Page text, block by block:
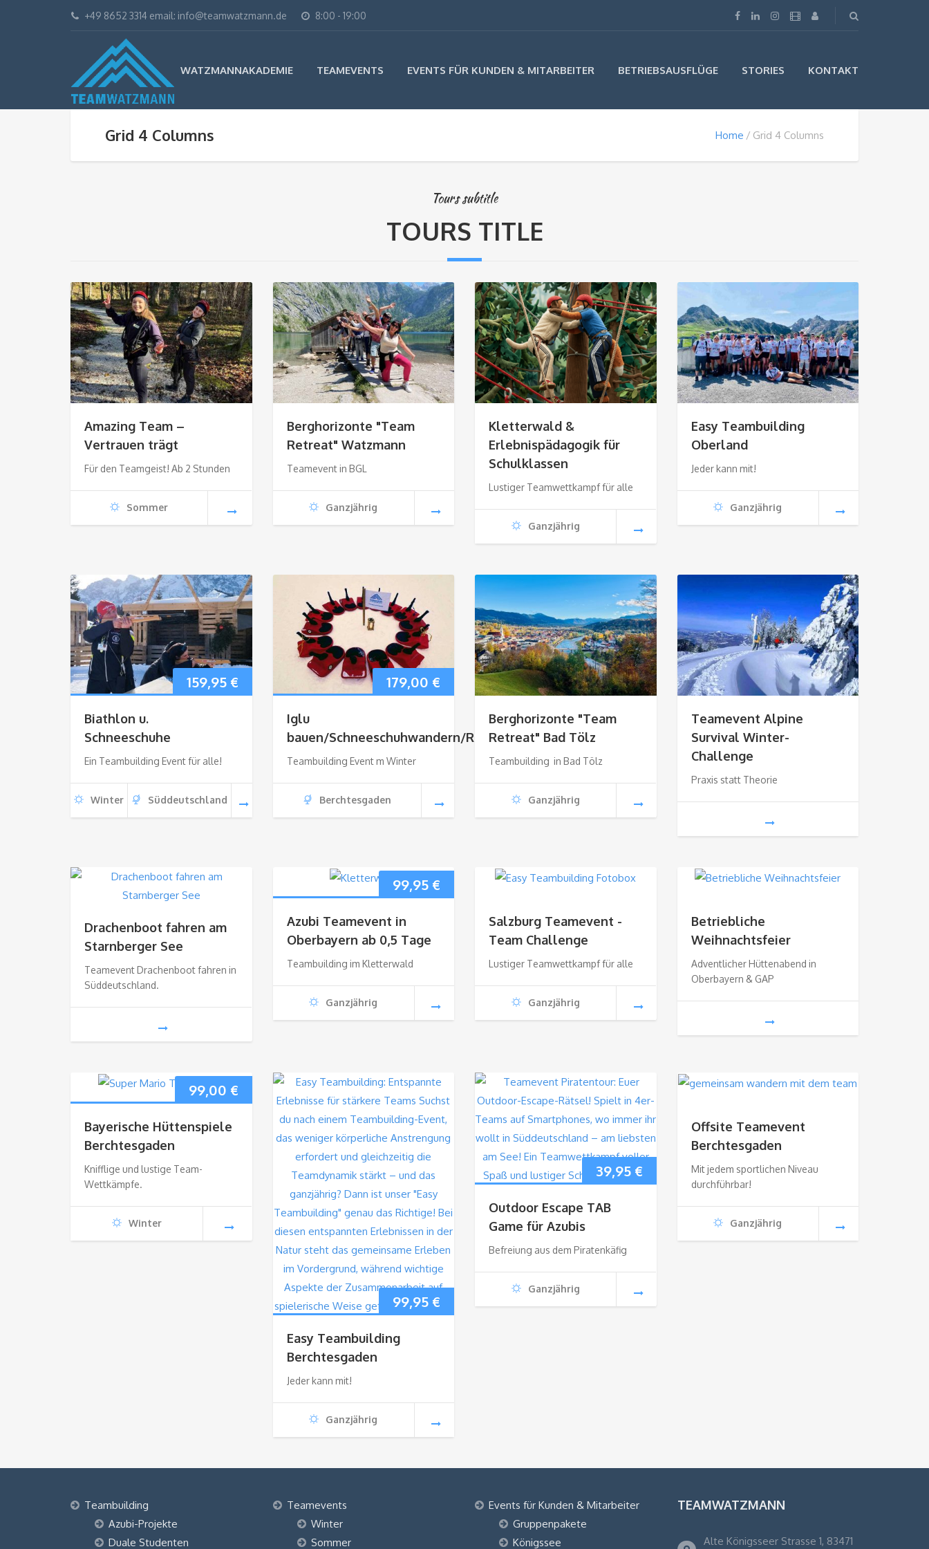
+49 8652 3314 email: info@teamwatzmann.de 8:00 - 19:00
WATZMANNAKADEMIE TEAMEVENTS EVENTS FÜR KUNDEN & MITARBEITER BETRIEBSAUSFLÜGE STORIES KONTAKT
Grid 4 Columns Home Grid 4 Columns
Tours subtitle
TOURS TITLE
Amazing Team –
Vertrauen trägt
Für den Teamgeist! Ab 2 Stunden
Sommer
Berghorizonte "Team
Retreat" Watzmann
Teamevent in BGL
Ganzjährig
Kletterwald &
Erlebnispädagogik für
Schulklassen
Lustiger Teamwettkampf für alle
Ganzjährig
Easy Teambuilding
Oberland
Jeder kann mit!
Ganzjährig
159,95 €
Biathlon u.
Schneeschuhe
Ein Teambuilding Event für alle!
Winter Süddeutschland
179,00 €
Iglu
bauen/Schneeschuhwandern/Rodeln
Teambuilding Event m Winter
Berchtesgaden
Berghorizonte "Team
Retreat" Bad Tölz
Teambuilding in Bad Tölz
Ganzjährig
Teamevent Alpine
Survival Winter-
Challenge
Praxis statt Theorie
Drachenboot fahren am
Starnberger See
Teamevent Drachenboot fahren in
Süddeutschland.
99,95 €
Azubi Teamevent in
Oberbayern ab 0,5 Tage
Teambuilding im Kletterwald
Ganzjährig
Salzburg Teamevent -
Team Challenge
Lustiger Teamwettkampf für alle
Ganzjährig
Betriebliche
Weihnachtsfeier
Adventlicher Hüttenabend in
Oberbayern & GAP
99,00 €
Bayerische Hüttenspiele
Berchtesgaden
Knifflige und lustige Team-
Wettkämpfe.
Winter
99,95 €
Easy Teambuilding
Berchtesgaden
Jeder kann mit!
Ganzjährig
39,95 €
Outdoor Escape TAB
Game für Azubis
Befreiung aus dem Piratenkäfig
Ganzjährig
Offsite Teamevent
Berchtesgaden
Mit jedem sportlichen Niveau
durchführbar!
Ganzjährig
Teambuilding
Azubi-Projekte
Duale Studenten
Teamevents
Winter
Sommer
Events für Kunden & Mitarbeiter
Gruppenpakete
Königssee
TEAMWATZMANN
Alte Königsseer Strasse 1, 83471